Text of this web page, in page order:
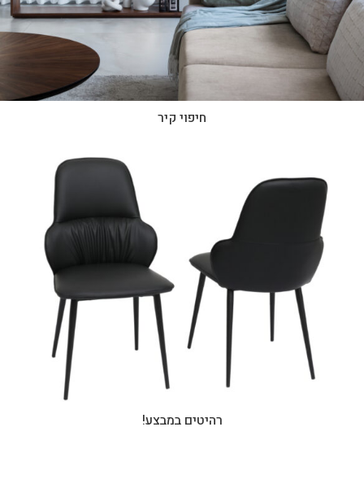
חיפוי קיר
רהיטים במבצע!